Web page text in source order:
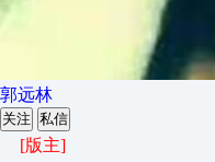
郭远林
关注 私信
[版主]